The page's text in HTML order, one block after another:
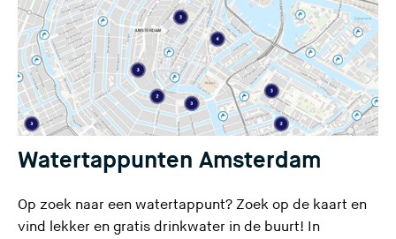
Watertappunten Amsterdam
Op zoek naar een watertappunt? Zoek op de kaart en
vind lekker en gratis drinkwater in de buurt! In